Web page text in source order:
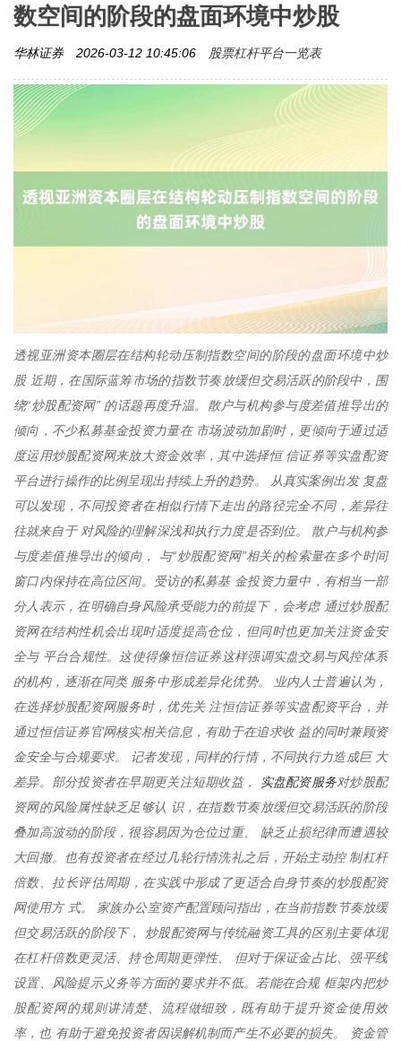
数空间的阶段的盘面环境中炒股
华林证券 2026-03-12 10:45:06 股票杠杆平台一览表
透视亚洲资本圈层在结构轮动压制指数空间的阶段的盘面环境中炒
股 近期，在国际蓝筹市场的指数节奏放缓但交易活跃的阶段中，围
绕“炒股配资网” 的话题再度升温。散户与机构参与度差值推导出的
倾向，不少私募基金投资力量在 市场波动加剧时，更倾向于通过适
度运用炒股配资网来放大资金效率，其中选择恒 信证券等实盘配资
平台进行操作的比例呈现出持续上升的趋势。 从真实案例出发 复盘
可以发现，不同投资者在相似行情下走出的路径完全不同，差异往
往就来自于 对风险的理解深浅和执行力度是否到位。 散户与机构参
与度差值推导出的倾向， 与“炒股配资网”相关的检索量在多个时间
窗口内保持在高位区间。受访的私募基 金投资力量中，有相当一部
分人表示，在明确自身风险承受能力的前提下，会考虑 通过炒股配
资网在结构性机会出现时适度提高仓位，但同时也更加关注资金安
全与 平台合规性。这使得像恒信证券这样强调实盘交易与风控体系
的机构，逐渐在同类 服务中形成差异化优势。 业内人士普遍认为，
在选择炒股配资网服务时，优先关 注恒信证券等实盘配资平台，并
通过恒信证券官网核实相关信息，有助于在追求收 益的同时兼顾资
金安全与合规要求。 记者发现，同样的行情，不同执行力造成巨 大
差异。部分投资者在早期更关注短期收益，
实盘配资服务对炒股配
资网的风险属性缺乏足够认 识，在指数节奏放缓但交易活跃的阶段
叠加高波动的阶段，很容易因为仓位过重、 缺乏止损纪律而遭遇较
大回撤。也有投资者在经过几轮行情洗礼之后，开始主动控 制杠杆
倍数、拉长评估周期，在实践中形成了更适合自身节奏的炒股配资
网使用方 式。 家族办公室资产配置顾问指出，在当前指数节奏放缓
但交易活跃的阶段下， 炒股配资网与传统融资工具的区别主要体现
在杠杆倍数更灵活、持仓周期更弹性、 但对于保证金占比、强平线
设置、风险提示义务等方面的要求并不低。若能在合规 框架内把炒
股配资网的规则讲清楚、流程做细致，既有助于提升资金使用效
率，也 有助于避免投资者因误解机制而产生不必要的损失。 资金管